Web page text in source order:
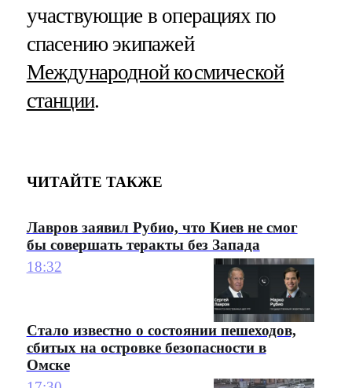
участвующие в операциях по
спасению экипажей
Международной космической
станции.
ЧИТАЙТЕ ТАКЖЕ
Лавров заявил Рубио, что Киев не смог
бы совершать теракты без Запада
18:32
Стало известно о состоянии пешеходов,
сбитых на островке безопасности в
Омске